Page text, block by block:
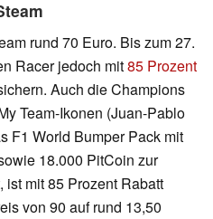
rund 70 Euro. Bis zum 27.
Racer jedoch mit85 Prozent
Auch die Champions
Team-Ikonen (Juan-Pablo
F1 World Bumper Pack mit
18.000 PitCoin zur
mit 85 Prozent Rabatt
von 90 auf rund 13,50